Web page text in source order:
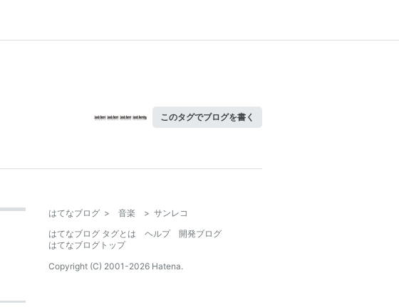
このタグでブログを書く
はてなブログ > 音楽 > サンレコ
はてなブログ タグとは
ヘルプ
開発ブログ
はてなブログトップ
Copyright (C) 2001-2026 Hatena.